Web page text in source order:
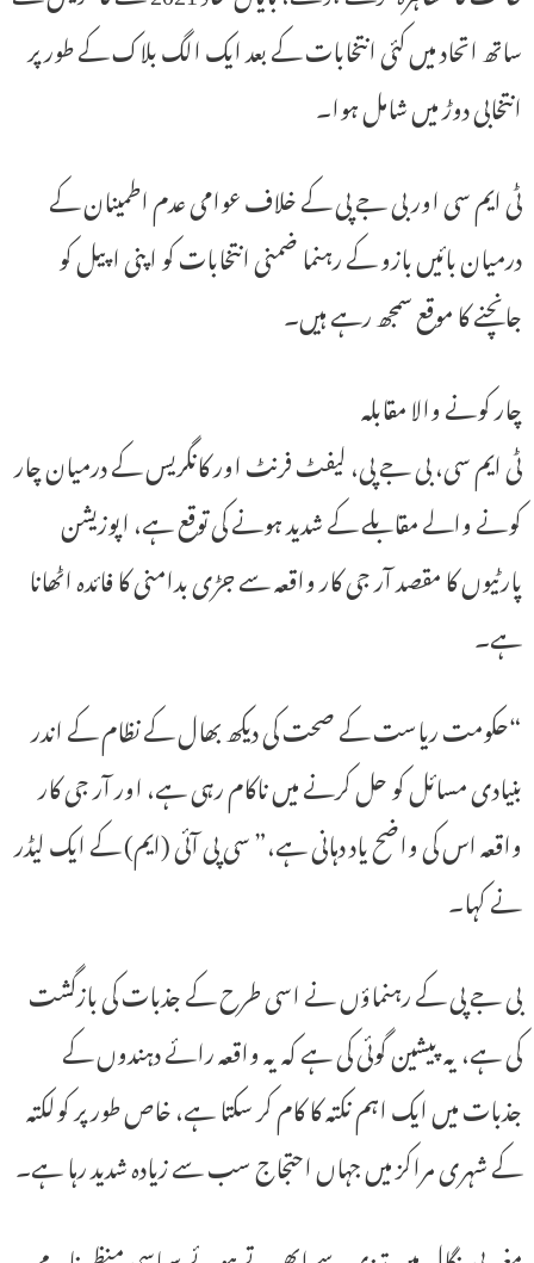
ساتھ اتحاد میں کئی انتخابات کے بعد ایک الگ بلاک کے طور پر
انتخابی دوڑ میں شامل ہوا۔
ٹی ایم سی اور بی جے پی کے خلاف عوامی عدم اطمینان کے
درمیان بائیں بازو کے رہنما ضمنی انتخابات کو اپنی اپیل کو
جانچنے کا موقع سمجھ رہے ہیں۔
چار کونے والا مقابلہ
ٹی ایم سی، بی جے پی، لیفٹ فرنٹ اور کانگریس کے درمیان چار
کونے والے مقابلے کے شدید ہونے کی توقع ہے، اپوزیشن
پارٹیوں کا مقصد آر جی کار واقعہ سے جڑی بدامنی کا فائدہ اٹھانا
ہے۔
“حکومت ریاست کے صحت کی دیکھ بھال کے نظام کے اندر
بنیادی مسائل کو حل کرنے میں ناکام رہی ہے، اور آر جی کار
واقعہ اس کی واضح یاد دہانی ہے،” سی پی آئی (ایم) کے ایک لیڈر
نے کہا۔
بی جے پی کے رہنماؤں نے اسی طرح کے جذبات کی بازگشت
کی ہے، یہ پیشین گوئی کی ہے کہ یہ واقعہ رائے دہندوں کے
جذبات میں ایک اہم نکتہ کا کام کر سکتا ہے، خاص طور پر کولکتہ
کے شہری مراکز میں جہاں احتجاج سب سے زیادہ شدید رہا ہے۔